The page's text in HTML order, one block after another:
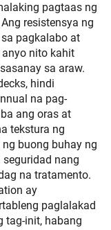
pagtaas ng
resistensya ng
pagkalabo at
nito kahit
sa araw.
hindi
na pag-
ang oras at
tekstura ng
buong buhay ng
nang
na tratamento.
ay
paglalakad
tag-init, habang